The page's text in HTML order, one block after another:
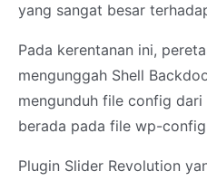
yang sangat besar
Pada kerentanan ini,
mengunggah Shell
mengunduh file config
berada pada file wp-
Plugin Slider Revolution